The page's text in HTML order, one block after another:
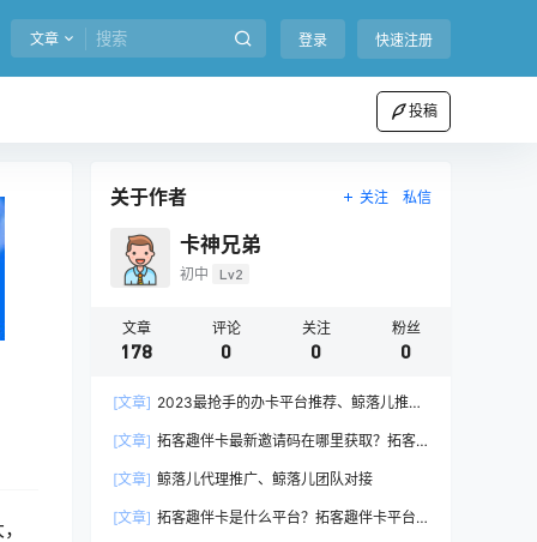
文章 登录 快速注册
投稿
关于作者 关注 私信
卡神兄弟
初中 Lv2
文章
178
评论
0
关注
0
粉丝
0
[文章] 2023最抢手的办卡平台推荐、鲸落儿推卡
[文章] 拓客趣伴卡最新邀请码在哪里获取？拓客
[文章] 鲸落儿代理推广、鲸落儿团队对接
[文章] 拓客趣伴卡是什么平台？拓客趣伴卡平台